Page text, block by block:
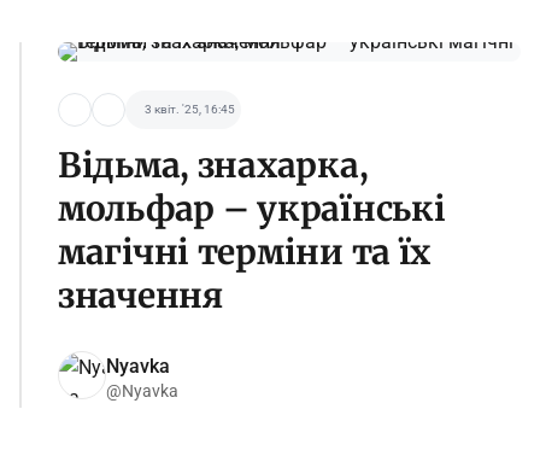
3 квіт. '25, 16:45
Відьма, знахарка,
мольфар – українські
магічні терміни та їх
значення
Nyavka
@Nyavka